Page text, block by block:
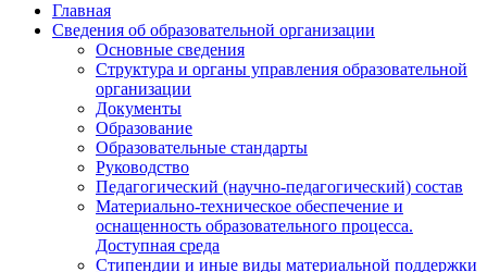
Главная
Сведения об образовательной организации
Основные сведения
Структура и органы управления образовательной
организации
Документы
Образование
Образовательные стандарты
Руководство
Педагогический (научно-педагогический) состав
Материально-техническое обеспечение и
оснащенность образовательного процесса.
Доступная среда
Стипендии и иные виды материальной поддержки